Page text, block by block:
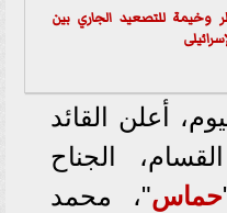
للتصعيد الجاري بين
أعلن القائد
الجناح
حماس"، محمد